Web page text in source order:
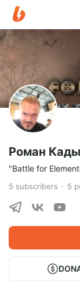
Роман
"Battle for
5 subscribers 5